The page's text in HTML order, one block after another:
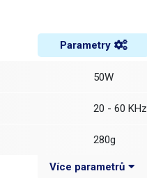
Parametry
50W
20 - 60 KHz
280g
48 mm
Více parametrů